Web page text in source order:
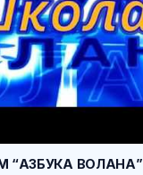
“АЗБУКА ВОЛАНА”